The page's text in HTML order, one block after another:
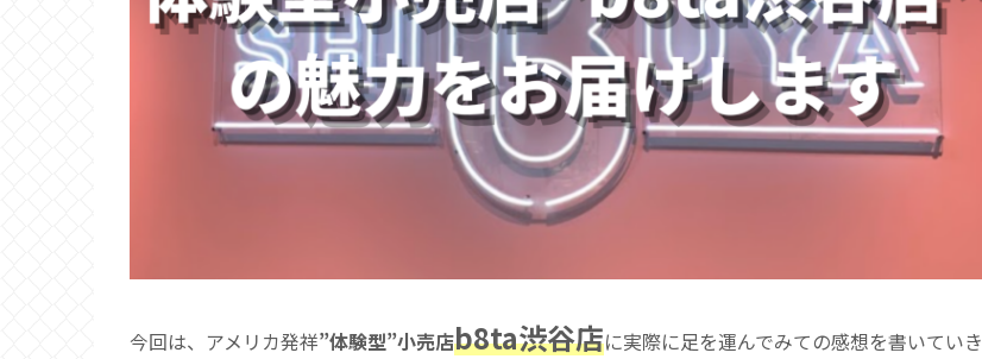
今回は、アメリカ発祥”体験型”小売店b8ta渋谷店に実際に足を運んでみての感想を書いていき